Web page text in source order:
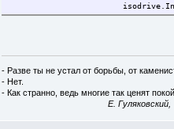
}
case XBP_FIQ:
- Разве ты не устал от борьбы, от
- Нет.
- Как странно, ведь многие так ценят
E.